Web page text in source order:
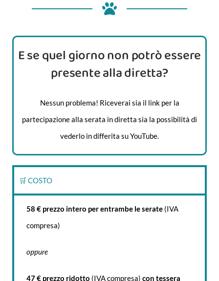
E se quel giorno non potrò essere
presente alla diretta?
Nessun problema! Riceverai sia il link per la
partecipazione alla serata in diretta sia la possibilità di
vederlo in differita su YouTube.
🛒 COSTO
58 € prezzo intero per entrambe le serate (IVA
compresa)
oppure
47 € prezzo ridotto (IVA compresa) con tessera